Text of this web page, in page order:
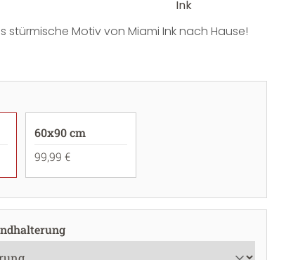
stürmische Motiv von Miami Ink nach Hause!
60x90 cm
99,99 €